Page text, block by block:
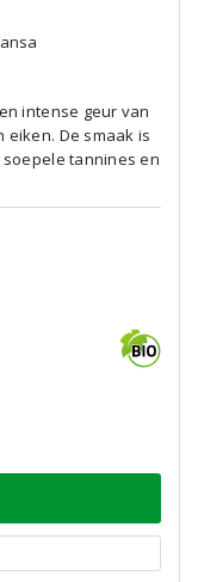
intense geur van
eiken. De smaak is
tannines en